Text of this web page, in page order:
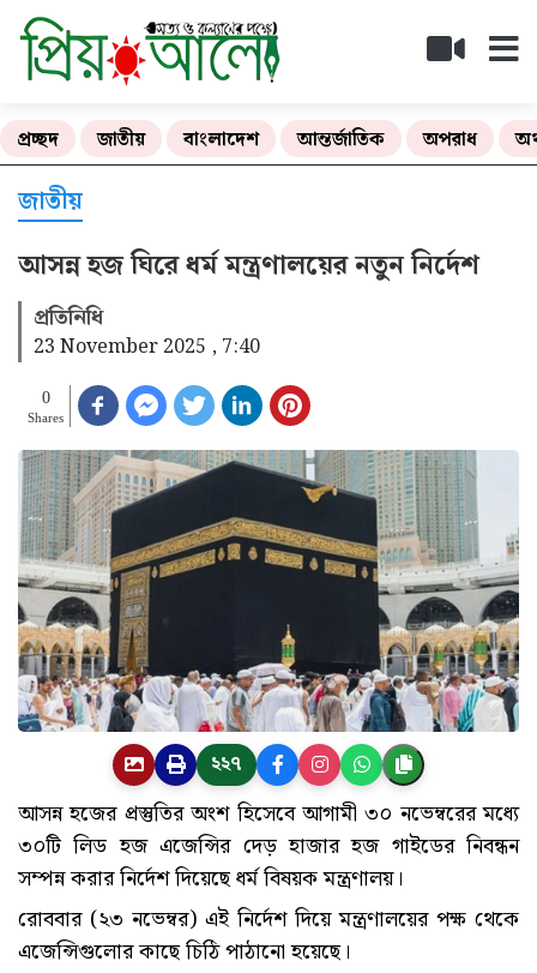
প্রচ্ছদ জাতীয় বাংলাদেশ আন্তর্জাতিক অপরাধ
জাতীয়
আসন্ন হজ ঘিরে ধর্ম মন্ত্রণালয়ের নতুন নির্দেশ
প্রতিনিধি
23 November 2025 , 7:40
0
Shares
২২৭
আসন্ন হজের প্রস্তুতির অংশ হিসেবে আগামী ৩০ নভেম্বরের মধ্যে
৩০টি লিড হজ এজেন্সির দেড় হাজার হজ গাইডের নিবন্ধন
সম্পন্ন করার নির্দেশ দিয়েছে ধর্ম বিষয়ক মন্ত্রণালয়।
রোববার (২৩ নভেম্বর) এই নির্দেশ দিয়ে মন্ত্রণালয়ের পক্ষ থেকে
এজেন্সিগুলোর কাছে চিঠি পাঠানো হয়েছে।